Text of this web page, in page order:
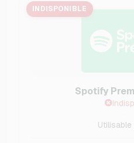
INDISPONIBLE
Spotify
Utilisable